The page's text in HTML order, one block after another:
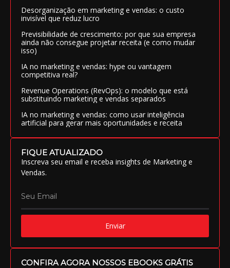
Desorganização em marketing e vendas: o custo
invisível que reduz lucro
Previsibilidade de crescimento: por que sua empresa
ainda não consegue projetar receita (e como mudar
isso)
IA no marketing e vendas: hype ou vantagem
competitiva real?
Revenue Operations (RevOps): o modelo que está
substituindo marketing e vendas separados
IA no marketing e vendas: como usar inteligência
artificial para gerar mais oportunidades e receita
FIQUE ATUALIZADO
Inscreva seu email e receba insights de Marketing e
Vendas.
Enviar
CONFIRA AGORA NOSSOS EBOOKS GRÁTIS